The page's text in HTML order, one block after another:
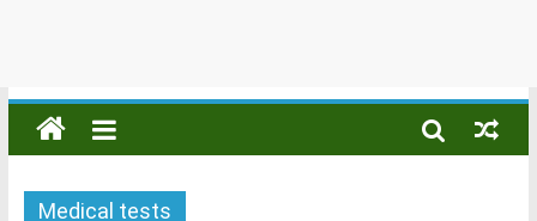
Medical tests